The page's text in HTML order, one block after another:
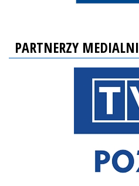
PARTNERZY MEDIALNI